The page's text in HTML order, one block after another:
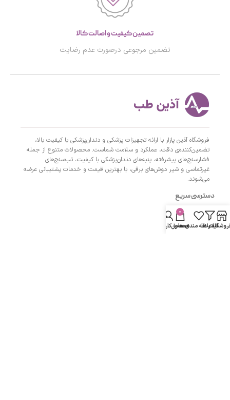
تصمین کیفیت و اصالت کالا
تضمین مرجوعی درصورت عدم رضایت
فروشگاه آذین پازار با ارائه تجهیزات پزشکی و دندان‌پزشکی با کیفیت بالا،
تضمین‌کننده‌ی دقت، عملکرد و سلامت شماست. محصولات متنوع از جمله
فشارسنج‌های پیشرفته، پنبه‌های دندان‌پزشکی با کیفیت، تب‌سنج‌های
غیرتماسی و شیر دوش‌های برقی، با بهترین قیمت و خدمات پشتیبانی عرضه
می‌شوند.
دسترسی سریع
- صفحه اصلی
فیلتر ها
علاقه مندی ها
0
محصول
حساب کاربری من